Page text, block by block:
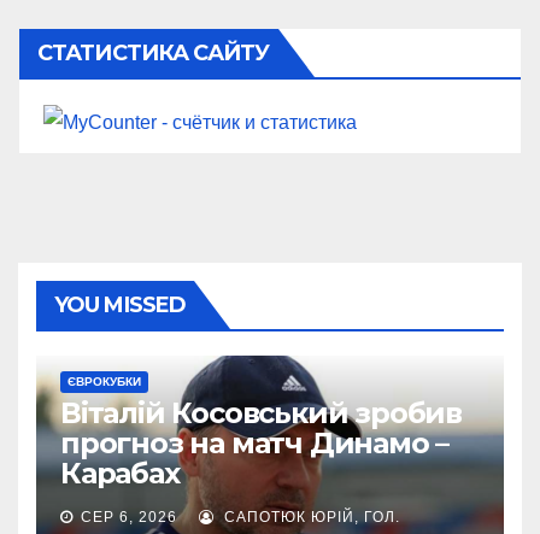
СТАТИСТИКА САЙТУ
YOU MISSED
ЄВРОКУБКИ
Віталій Косовський зробив
прогноз на матч Динамо –
Карабах
СЕР 6, 2026 САПОТЮК ЮРІЙ, ГОЛ.